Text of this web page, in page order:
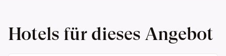
Hotels für dieses Angebot